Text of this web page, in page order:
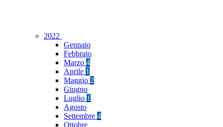
2022
Gennaio
Febbraio
Marzo 4
Aprile 1
Maggio 2
Giugno
Luglio 1
Agosto
Settembre 4
Ottobre